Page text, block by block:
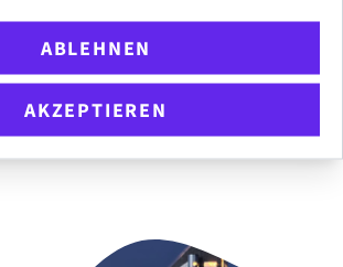
ABLEHNEN
AKZEPTIEREN